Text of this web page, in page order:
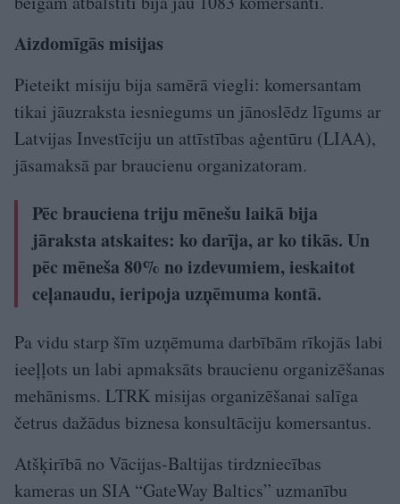
Aizdomīgās misijas
Pieteikt misiju bija samērā viegli: komersantam
tikai jāuzraksta iesniegums un jānoslēdz līgums ar
Latvijas Investīciju un attīstības aģentūru (LIAA),
jāsamaksā par braucienu organizatoram.
Pēc brauciena triju mēnešu laikā bija
jāraksta atskaites: ko darīja, ar ko tikās. Un
pēc mēneša 80% no izdevumiem, ieskaitot
ceļanaudu, ieripoja uzņēmuma kontā.
Pa vidu starp šīm uzņēmuma darbībām rīkojās labi
ieeļļots un labi apmaksāts braucienu organizēšanas
mehānisms. LTRK misijas organizēšanai salīga
četrus dažādus biznesa konsultāciju komersantus.
Atšķirībā no Vācijas-Baltijas tirdzniecības
kameras un SIA “GateWay Baltics” uzmanību